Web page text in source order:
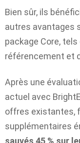
Bien sûr, ils
autres avantages
package Core,
référencement et
Après une
actuel avec
offres existantes,
supplémentaires
sauvés 45 % sur